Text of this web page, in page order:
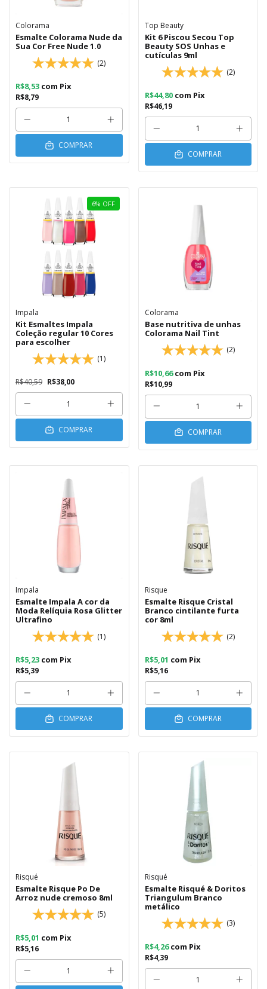
Colorama
Esmalte Colorama Nude da
Sua Cor Free Nude 1.0
(2)
R$8,79
R$8,53 com Pix
COMPRAR
Top Beauty
Kit 6 Piscou Secou Top
Beauty SOS Unhas e
cutículas 9ml
(2)
R$46,19
R$44,80 com Pix
COMPRAR
6% OFF
Impala
Kit Esmaltes Impala
Coleção regular 10 Cores
para escolher
(1)
R$40,59 R$38,00
COMPRAR
Colorama
Base nutritiva de unhas
Colorama Nail Tint
(2)
R$10,99
R$10,66com Pix
COMPRAR
Impala
Esmalte Impala A cor da
Moda Relíquia Rosa Glitter
Ultrafino
(1)
R$5,39
R$5,23 com Pix
COMPRAR
Risque
Esmalte Risque Cristal
Branco cintilante furta
cor 8ml
(2)
R$5,16
R$5,01 com Pix
COMPRAR
Risqué
Esmalte Risque Po De
Arroz nude cremoso 8ml
(5)
R$5,16
R$5,01 com Pix
Risqué
Esmalte Risqué & Doritos
Triangulum Branco
metálico
(3)
R$4,39
R$4,26com Pix